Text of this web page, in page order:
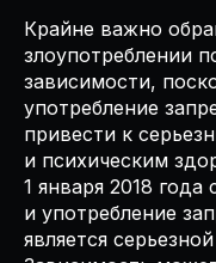
Крайне важно
злоупотреблении
зависимости,
употребление
привести к
и психическим
1 января 2018 года
и употребление
является